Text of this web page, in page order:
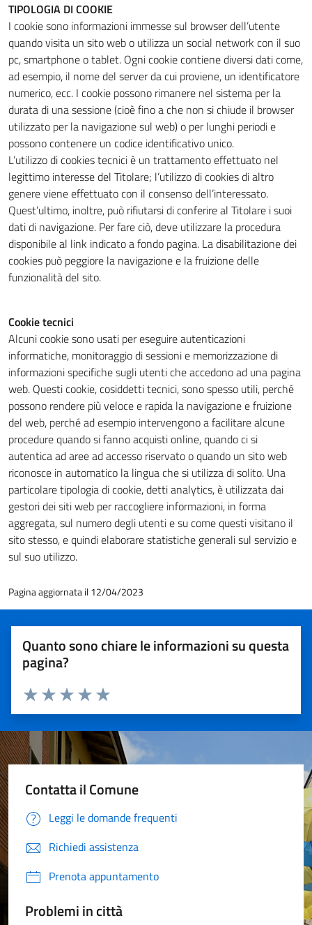
TIPOLOGIA DI COOKIE
I cookie sono informazioni immesse sul browser dell’utente
quando visita un sito web o utilizza un social network con il suo
pc, smartphone o tablet. Ogni cookie contiene diversi dati come,
ad esempio, il nome del server da cui proviene, un identificatore
numerico, ecc. I cookie possono rimanere nel sistema per la
durata di una sessione (cioè fino a che non si chiude il browser
utilizzato per la navigazione sul web) o per lunghi periodi e
possono contenere un codice identificativo unico.
L’utilizzo di cookies tecnici è un trattamento effettuato nel
legittimo interesse del Titolare; l’utilizzo di cookies di altro
genere viene effettuato con il consenso dell’interessato.
Quest’ultimo, inoltre, può rifiutarsi di conferire al Titolare i suoi
dati di navigazione. Per fare ciò, deve utilizzare la procedura
disponibile al link indicato a fondo pagina. La disabilitazione dei
cookies può peggiore la navigazione e la fruizione delle
funzionalità del sito.
Cookie tecnici
Alcuni cookie sono usati per eseguire autenticazioni
informatiche, monitoraggio di sessioni e memorizzazione di
informazioni specifiche sugli utenti che accedono ad una pagina
web. Questi cookie, cosiddetti tecnici, sono spesso utili, perché
possono rendere più veloce e rapida la navigazione e fruizione
del web, perché ad esempio intervengono a facilitare alcune
procedure quando si fanno acquisti online, quando ci si
autentica ad aree ad accesso riservato o quando un sito web
riconosce in automatico la lingua che si utilizza di solito. Una
particolare tipologia di cookie, detti analytics, è utilizzata dai
gestori dei siti web per raccogliere informazioni, in forma
aggregata, sul numero degli utenti e su come questi visitano il
sito stesso, e quindi elaborare statistiche generali sul servizio e
sul suo utilizzo.
Pagina aggiornata il 12/04/2023
Quanto sono chiare le informazioni su questa
pagina?
Valuta 5 stelle su 5
Valuta 4 stelle su 5
Valuta 3 stelle su 5
Valuta 2 stelle su 5
Valuta 1 stelle su 5
Contatta il Comune
Leggi le domande frequenti
Richiedi assistenza
Prenota appuntamento
Problemi in città
Tecnici
Questi cookie
sono necessari
per il
funzionamento
del sito e non
possono
essere
disabilitati.
Questi cookie
non raccolgono
informazioni
personali.